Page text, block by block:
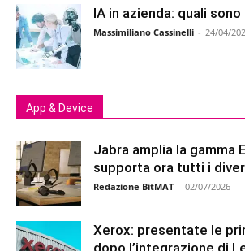
IA in azienda: quali
Massimiliano Cassinelli - 24/04/
App & Device
Jabra amplia la gamma
supporta ora tutti i
Redazione BitMAT - 02/07/2026
Xerox: presentate le
dopo l’integrazione di